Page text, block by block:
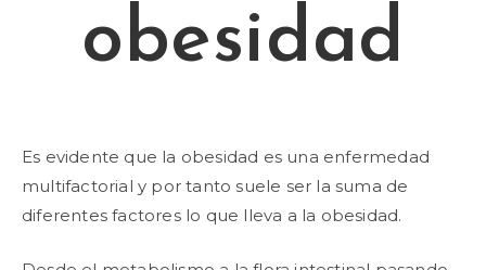
obesidad
Es evidente que la obesidad es una enfermedad
multifactorial y por tanto suele ser la suma de
diferentes factores lo que lleva a la obesidad.